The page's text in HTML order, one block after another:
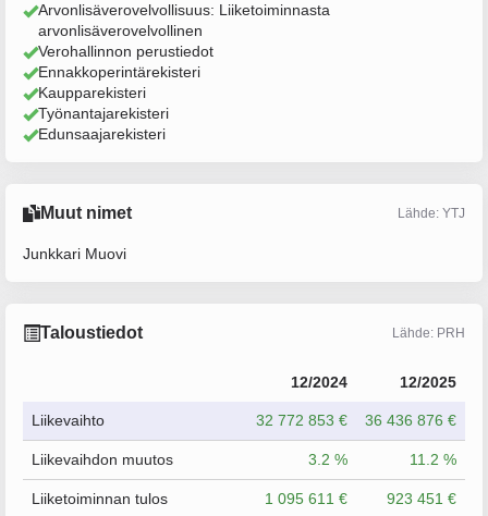
Arvonlisäverovelvollisuus: Liiketoiminnasta
arvonlisäverovelvollinen
Verohallinnon perustiedot
Ennakkoperintärekisteri
Kaupparekisteri
Työnantajarekisteri
Edunsaajarekisteri
Muut nimet Lähde: YTJ
Junkkari Muovi
Taloustiedot Lähde: PRH
12/2024 12/2025
Liikevaihto 32 772 853 € 36 436 876 €
Liikevaihdon muutos 3.2 % 11.2 %
Liiketoiminnan tulos 1 095 611 € 923 451 €